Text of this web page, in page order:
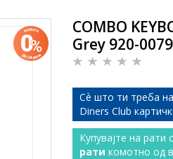
COMBO
Grey 920-
Сѐ што ти треба
Diners Club
Купувајте на
рати комотно од